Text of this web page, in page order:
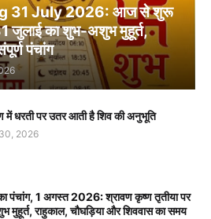
31 July 2026: आज से शुरू
जुलाई का शुभ-अशुभ मुहूर्त,
पंचांग
में धरती पर उतर आती है शिव की अनुभूति
2026
पंचांग, 1 अगस्त 2026: श्रावण कृष्ण तृतीया पर
मुहूर्त, राहुकाल, चौघड़िया और शिववास का समय